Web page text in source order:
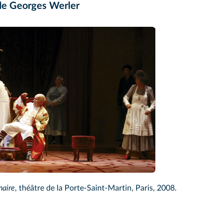
Georges Werler
, théâtre de la Porte-Saint-Martin, Paris, 2008.